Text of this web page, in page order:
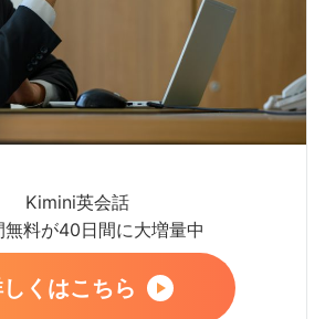
Kimini英会話
無料が40日間に大増量中
くはこちら